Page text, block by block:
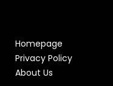
Homepage
Privacy Policy
About Us